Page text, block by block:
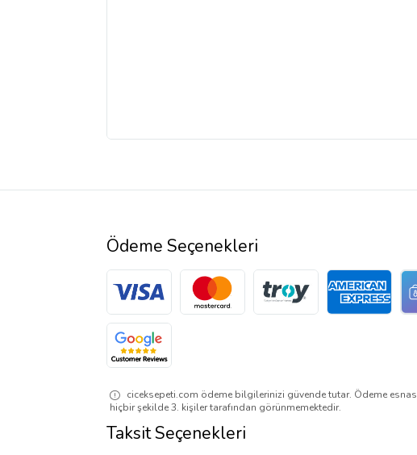
Ödeme Seçenekleri
ciceksepeti.com ödeme bilgilerinizi güvende tutar. Ödeme
hiçbir şekilde 3. kişiler tarafından görünmemektedir.
Taksit Seçenekleri